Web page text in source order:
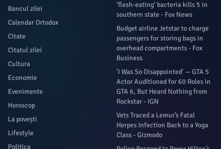
Bancul zilei
Calendar Ortodox
Citate
Citatul zilei
Cultura
Economie
Evenimente
Horoscop
La povești
Lifestyle
Politica
'flesh-eating' bacteria kills 5 in
southern state - Fox News
Budget airline Jetstar to charge
passengers for storing bags in
overhead compartments - Fox
Business
'I Was So Disappointed' — GTA 5
Actor Auditioned for 60 Roles in
GTA 6, But Heard Nothing from
Rockstar - IGN
Vets Traced a Lemur’s Fatal
Herpes Infection Back to a Yoga
Class - Gizmodo